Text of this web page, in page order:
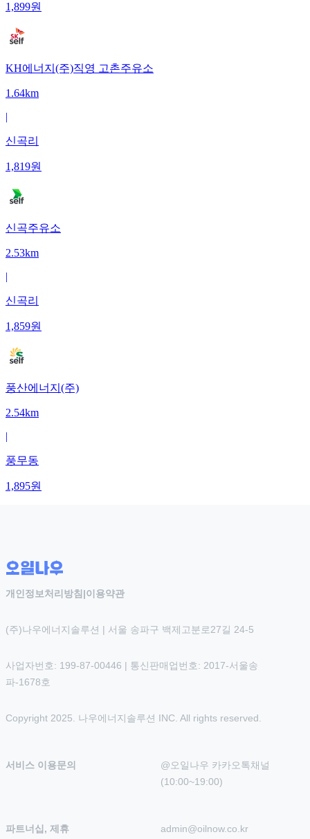
1,899원
KH에너지(주)직영 고촌주유소
1.64km
|
신곡리
1,819원
신곡주유소
2.53km
|
신곡리
1,859원
풍산에너지(주)
2.54km
|
풍무동
1,895원
개인정보처리방침 |이용약관
(주)나우에너지솔루션 | 서울 송파구 백제고분로27길 24-5
사업자번호: 199-87-00446 | 통신판매업번호: 2017-서울송
파-1678호
Copyright 2025. 나우에너지솔루션 INC. All rights reserved.
서비스 이용문의
@오일나우 카카오톡채널
(10:00~19:00)
파트너십, 제휴 admin@oilnow.co.kr